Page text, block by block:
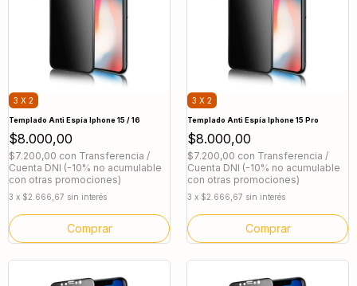
3 X 2
Templado Anti Espía Iphone 15 / 16
$8.000,00
$7.200,00 con Transferencia /
Cuenta DNI (-10% no acumulable
con otras promociones)
3 x $2.666,67 sin interés
3 X 2
Templado Anti Espía Iphone 15 Pro
$8.000,00
$7.200,00 con Transferencia /
Cuenta DNI (-10% no acumulable
con otras promociones)
3 x $2.666,67 sin interés